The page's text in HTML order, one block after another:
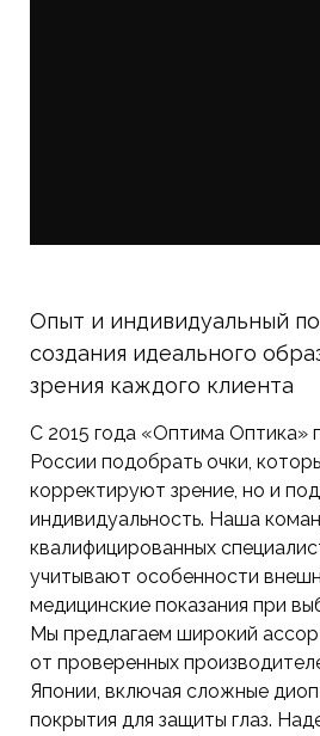
Опыт и индивидуальный
создания идеального
зрения каждого клиента
С 2015 года «Оптима Оптика»
России подобрать очки,
корректируют зрение, но и
индивидуальность. Наша
квалифицированных
учитывают особенности
медицинские показания при
Мы предлагаем широкий
от проверенных
Японии, включая сложные
покрытия для защиты глаз.